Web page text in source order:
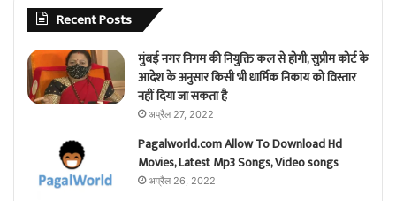
Recent Posts
मुंबई नगर निगम की नियुक्ति कल से होगी, सुप्रीम कोर्ट के
आदेश के अनुसार किसी भी धार्मिक निकाय को विस्तार
नहीं दिया जा सकता है
अप्रैल 27, 2022
Pagalworld.com Allow To Download Hd
Movies, Latest Mp3 Songs, Video songs
अप्रैल 26, 2022